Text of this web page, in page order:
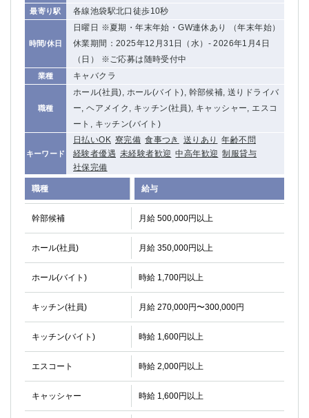
最寄り駅 各線池袋駅北口徒歩10秒
時間/休日
日曜日 ※夏期・年末年始・GW連休あり （年末年始）
休業期間：2025年12月31日（水）‐ 2026年1月4日
（日） ※ご応募は随時受付中
業種 キャバクラ
職種
ホール(社員), ホール(バイト), 幹部候補, 送りドライバ
ー, ヘアメイク, キッチン(社員), キャッシャー, エスコ
ート, キッチン(バイト)
キーワード
日払いOK 寮完備 食事つき 送りあり
年齢不問
経験者優遇 未経験者歓迎 中高年歓迎 制服貸与
社保完備
職種 給与
幹部候補 月給 500,000円以上
ホール(社員) 月給 350,000円以上
ホール(バイト) 時給 1,700円以上
キッチン(社員) 月給 270,000円〜300,000円
キッチン(バイト) 時給 1,600円以上
エスコート 時給 2,000円以上
キャッシャー 時給 1,600円以上